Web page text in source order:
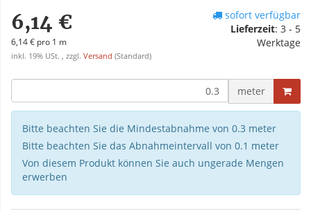
6,14 €
6,14 € pro 1 m
inkl. 19% USt. , zzgl. Versand (Standard)
sofort verfügbar
Lieferzeit: 3 - 5
Werktage
meter
Bitte beachten Sie die Mindestabnahme von 0.3 meter
Bitte beachten Sie das Abnahmeintervall von 0.1 meter
Von diesem Produkt können Sie auch ungerade Mengen
erwerben